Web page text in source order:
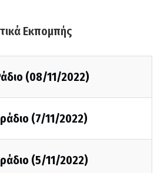
Εκπομπής
(08/11/2022)
(7/11/2022)
(5/11/2022)